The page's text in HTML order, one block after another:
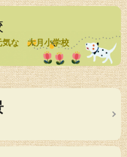
な 大月小学校